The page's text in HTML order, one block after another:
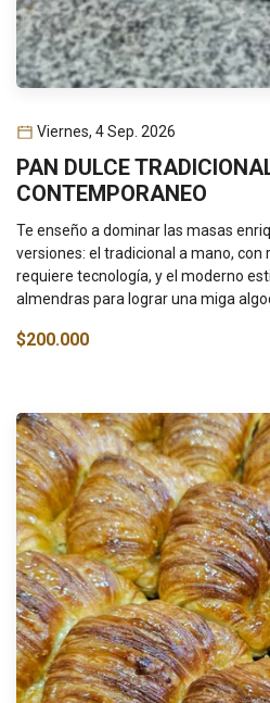
Viernes, 4 Sep. 2026
PAN DULCE
CONTEMPORANEO
Te enseño a dominar las masas
versiones: el tradicional a mano, con
requiere tecnología, y el moderno
almendras para lograr una miga
$200.000